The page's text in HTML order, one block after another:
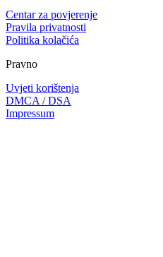
Centar za povjerenje
Pravila privatnosti
Politika kolačića
Pravno
Uvjeti korištenja
DMCA / DSA
Impressum